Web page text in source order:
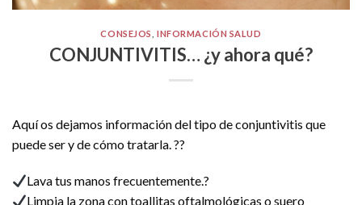
CONSEJOS ,INFORMACIÓN SALUD
CONJUNTIVITIS… ¿y ahora qué?
Aquí os dejamos información del tipo de conjuntivitis que
puede ser y de cómo tratarla. ??
Lava tus manos frecuentemente.?
Limpia la zona con toallitas oftalmológicas o suero